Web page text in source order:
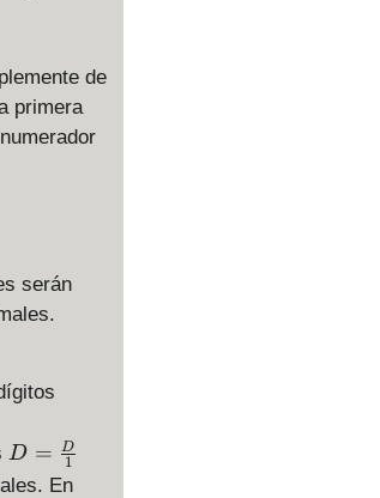
de
primera
serán
D
=
D = 1
D
En